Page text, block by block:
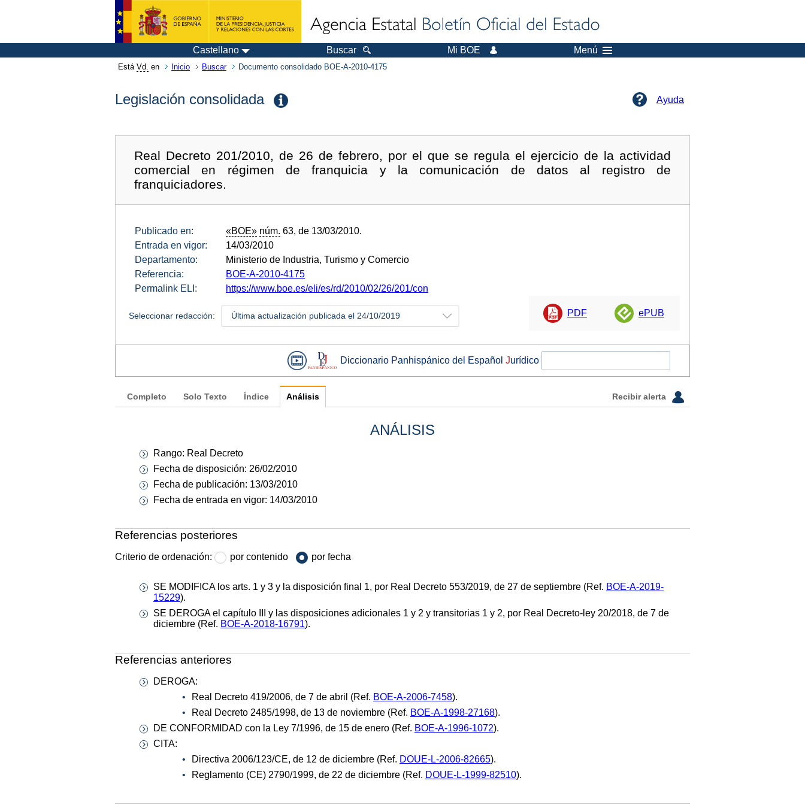
Castellano Buscar Mi BOE Menú
Está Vd. en Inicio Buscar Documento consolidado BOE-A-2010-4175
Legislación consolidada Ayuda
Real Decreto 201/2010, de 26 de febrero, por el que se regula el ejercicio de la actividad
comercial en régimen de franquicia y la comunicación de datos al registro de
franquiciadores.
Publicado en: «BOE» núm. 63, de 13/03/2010.
Entrada en vigor:
14/03/2010
Departamento:
Ministerio de Industria, Turismo y Comercio
Referencia:
BOE-A-2010-4175
Permalink ELI:
https://www.boe.es/eli/es/rd/2010/02/26/201/con
Seleccionar redacción: Última actualización publicada el 24/10/2019 PDF ePUB
Diccionario Panhispánico del Español Jurídico
Completo Solo Texto Índice Análisis Recibir alerta
ANÁLISIS
Rango: Real Decreto
Fecha de disposición: 26/02/2010
Fecha de publicación: 13/03/2010
Fecha de entrada en vigor: 14/03/2010
Referencias posteriores
Criterio de ordenación: por contenido por fecha
SE MODIFICA los arts. 1 y 3 y la disposición final 1, por Real Decreto 553/2019, de 27 de septiembre (Ref. BOE-A-2019-
15229).
SE DEROGA el capítulo III y las disposiciones adicionales 1 y 2 y transitorias 1 y 2, por Real Decreto-ley 20/2018, de 7 de
diciembre (Ref. BOE-A-2018-16791).
Referencias anteriores
DEROGA:
Real Decreto 419/2006, de 7 de abril (Ref. BOE-A-2006-7458).
Real Decreto 2485/1998, de 13 de noviembre (Ref. BOE-A-1998-27168).
DE CONFORMIDAD con la Ley 7/1996, de 15 de enero (Ref. BOE-A-1996-1072).
CITA:
Directiva 2006/123/CE, de 12 de diciembre (Ref. DOUE-L-2006-82665).
Reglamento (CE) 2790/1999, de 22 de diciembre (Ref. DOUE-L-1999-82510).